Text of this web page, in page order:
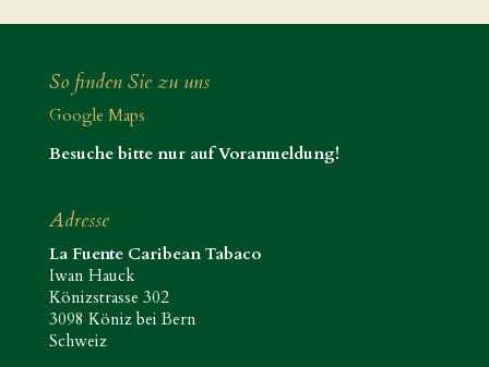
So finden Sie zu uns
Google Maps
Besuche bitte nur auf Voranmeldung!
Adresse
La Fuente Caribean Tabaco
Iwan Hauck
Könizstrasse 302
3098 Köniz bei Bern
Schweiz